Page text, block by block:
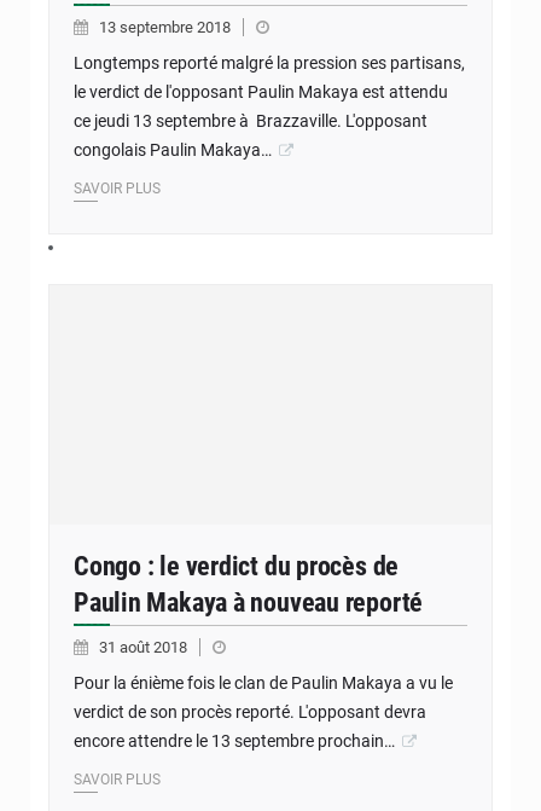
13 septembre 2018
Longtemps reporté malgré la pression ses partisans,
le verdict de l'opposant Paulin Makaya est attendu
ce jeudi 13 septembre à Brazzaville. L'opposant
congolais Paulin Makaya…
SAVOIR PLUS
Congo : le verdict du procès de
Paulin Makaya à nouveau reporté
31 août 2018
Pour la énième fois le clan de Paulin Makaya a vu le
verdict de son procès reporté. L'opposant devra
encore attendre le 13 septembre prochain…
SAVOIR PLUS